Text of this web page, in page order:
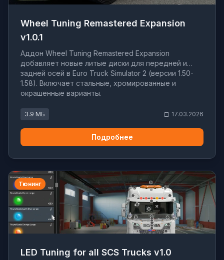
Wheel Tuning Remastered Expansion
v1.0.1
Аддон Wheel Tuning Remastered Expansion
добавляет новые литые диски для передней и
задней осей в Euro Truck Simulator 2 (версии 1.50-
1.58). Включает стальные, хромированные и
окрашенные варианты.
3.9 МБ 17.03.2026
Подробнее
Тюнинг
LED Tuning for all SCS Trucks v1.0